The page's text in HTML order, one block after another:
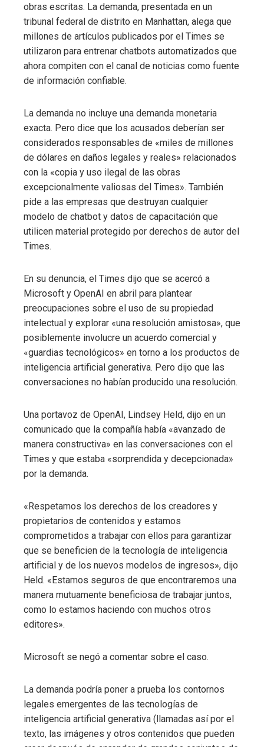
obras escritas. La demanda, presentada en un
tribunal federal de distrito en Manhattan, alega que
millones de artículos publicados por el Times se
utilizaron para entrenar chatbots automatizados que
ahora compiten con el canal de noticias como fuente
de información confiable.
La demanda no incluye una demanda monetaria
exacta. Pero dice que los acusados ​​deberían ser
considerados responsables de «miles de millones
de dólares en daños legales y reales» relacionados
con la «copia y uso ilegal de las obras
excepcionalmente valiosas del Times». También
pide a las empresas que destruyan cualquier
modelo de chatbot y datos de capacitación que
utilicen material protegido por derechos de autor del
Times.
En su denuncia, el Times dijo que se acercó a
Microsoft y OpenAI en abril para plantear
preocupaciones sobre el uso de su propiedad
intelectual y explorar «una resolución amistosa», que
posiblemente involucre un acuerdo comercial y
«guardias tecnológicos» en torno a los productos de
inteligencia artificial generativa. Pero dijo que las
conversaciones no habían producido una resolución.
Una portavoz de OpenAI, Lindsey Held, dijo en un
comunicado que la compañía había «avanzado de
manera constructiva» en las conversaciones con el
Times y que estaba «sorprendida y decepcionada»
por la demanda.
«Respetamos los derechos de los creadores y
propietarios de contenidos y estamos
comprometidos a trabajar con ellos para garantizar
que se beneficien de la tecnología de inteligencia
artificial y de los nuevos modelos de ingresos», dijo
Held. «Estamos seguros de que encontraremos una
manera mutuamente beneficiosa de trabajar juntos,
como lo estamos haciendo con muchos otros
editores».
Microsoft se negó a comentar sobre el caso.
La demanda podría poner a prueba los contornos
legales emergentes de las tecnologías de
inteligencia artificial generativa (llamadas así por el
texto, las imágenes y otros contenidos que pueden